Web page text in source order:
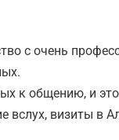
с очень
к общению, и
вслух, визиты в